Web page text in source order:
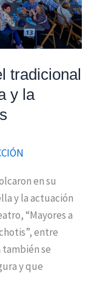
tradicional
y la
en su
y la actuación
“Mayores a
entre
se
y que